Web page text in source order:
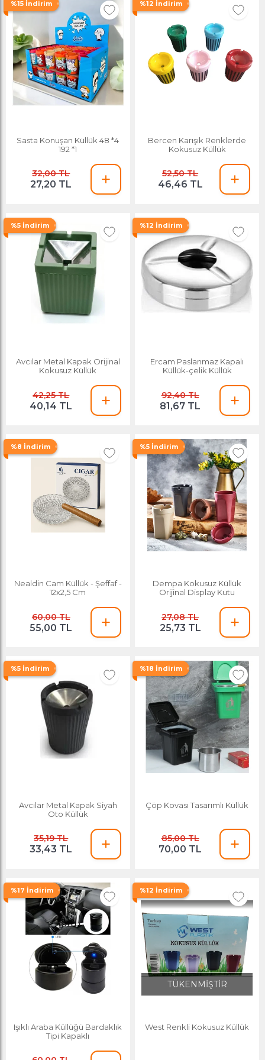
%15 İndirim
Sasta Konuşan Küllük 48 *4
192 *1
32,00 TL
27,20 TL
%12 İndirim
Bercen Karışık Renklerde
Kokusuz Küllük
52,50 TL
46,46 TL
%5 İndirim
Avcılar Metal Kapak Orijinal
Kokusuz Küllük
42,25 TL
40,14 TL
%12 İndirim
Ercam Paslanmaz Kapalı
Küllük-çelik Küllük
92,40 TL
81,67 TL
%8 İndirim
Nealdin Cam Küllük - Şeffaf -
12x2,5 Cm
60,00 TL
55,00 TL
%5 İndirim
Dempa Kokusuz Küllük
Orijinal Display Kutu
27,08 TL
25,73 TL
%5 İndirim
Avcılar Metal Kapak Siyah
Oto Küllük
35,19 TL
33,43 TL
%18 İndirim
Çöp Kovası Tasarımlı Küllük
85,00 TL
70,00 TL
%17 İndirim
Işıklı Araba Küllüğü Bardaklık
Tipi Kapaklı
%12 İndirim
TÜKENMİŞTİR
West Renkli Kokusuz Küllük